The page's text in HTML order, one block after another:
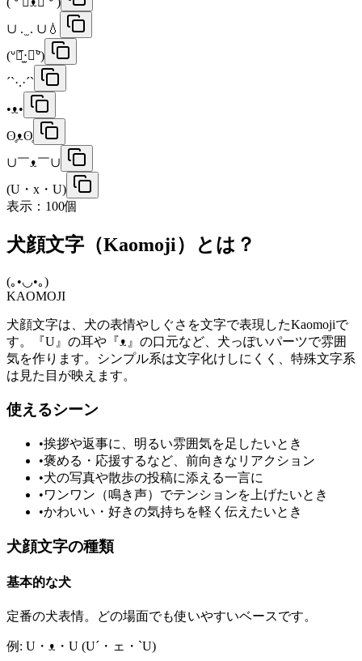
∪ . ̫ . ∪💧
(ᐡ﹒︠‧̫﹒︡ᐡ)
´`·.·´`
•ᴥ•
ʘ̥ᴥʘ̥
∪￣ᴥ￣∪
(U・x・U)
表示： 100個
犬顔文字（Kaomoji）とは？
(｡•◡•｡)
KAOMOJI
犬顔文字は、犬の表情やしぐさを文字で表現したKaomojiで
す。『U』の耳や『ᴥ』の口元など、犬っぽいパーツで雰囲
気を作ります。シンプル系は文字化けしにくく、特殊文字系
は見た目が映えます。
使えるシーン
•挨拶や返事に、明るい雰囲気を足したいとき
•褒める・応援するなど、前向きなリアクション
•犬の写真や散歩の投稿に添える一言に
•ワンワン（鳴き声）でテンションを上げたいとき
•かわいい・好きの気持ちを軽く伝えたいとき
犬顔文字の種類
基本的な犬
定番の犬表情。どの場面でも使いやすいベースです。
例: U・ᴥ・U (U´・ェ・`U)